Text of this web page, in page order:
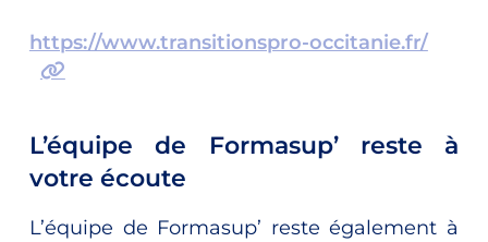
https://www.transitionspro-occitanie.fr/
L’équipe de Formasup’ reste à
votre écoute
L’équipe de Formasup’ reste également à